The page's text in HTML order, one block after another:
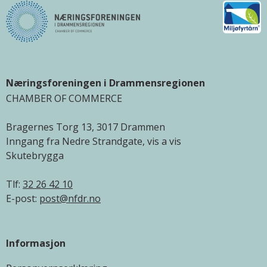
Næringsforeningen i Drammensregionen
CHAMBER OF COMMERCE
Bragernes Torg 13, 3017 Drammen
Inngang fra Nedre Strandgate, vis a vis
Skutebrygga
Tlf: 32 26 42 10
E-post: post@nfdr.no
Informasjon